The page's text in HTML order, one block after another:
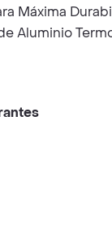
Máxima
Aluminio